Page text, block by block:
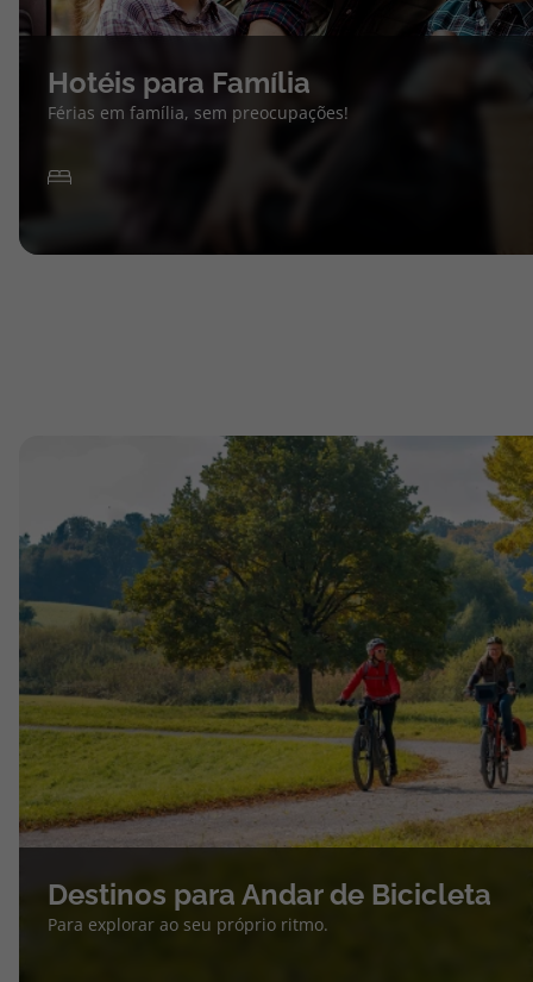
Hotéis para Família
Férias em família, sem preocupações!
Destinos para Andar de Bicicleta
Para explorar ao seu próprio ritmo.